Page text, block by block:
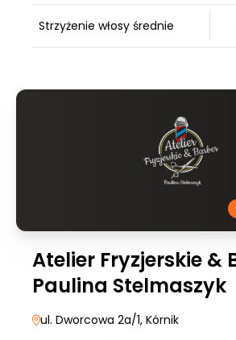
Strzyżenie włosy średnie
Atelier Fryzjerskie &
Paulina Stelmaszyk
ul. Dworcowa 2a/1, Kórnik